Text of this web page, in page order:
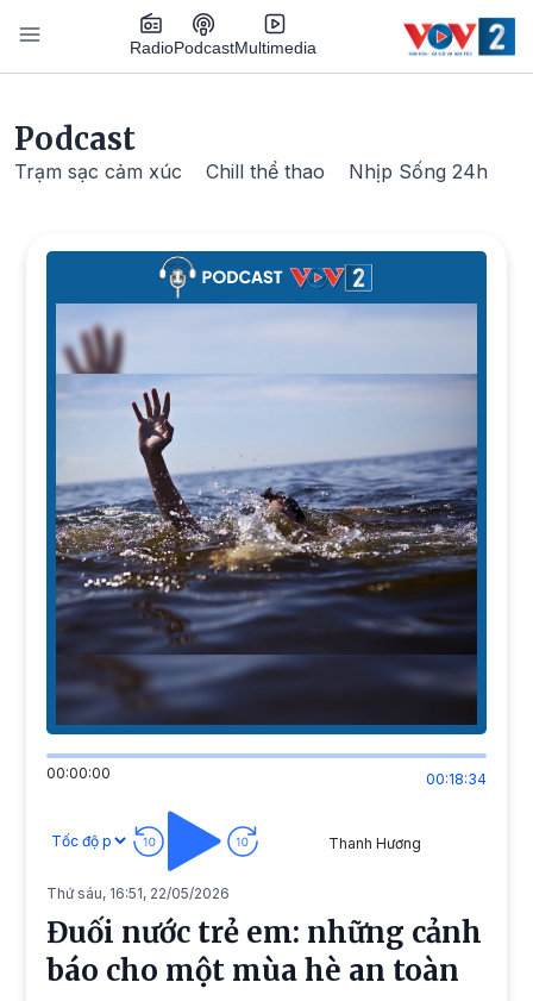
Nhảy đến nội dung
RadioPodcastMultimedia
Podcast
Trạm sạc cảm xúc Chill thể thao Nhịp Sống 24h
00:00:00 00:18:34
Thanh Hương
Thứ sáu, 16:51, 22/05/2026
Đuối nước trẻ em: những cảnh
báo cho một mùa hè an toàn